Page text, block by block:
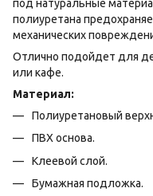
под натуральные
полиуретана
механических
Отлично подойдет для
или кафе.
Материал:
Полиуретановый
ПВХ основа.
Клеевой слой.
Бумажная подложка.